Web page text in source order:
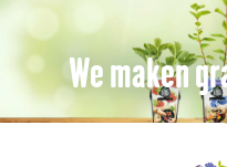
We maken